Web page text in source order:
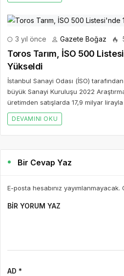
3 yıl önce Gazete Boğaz
Toros Tarım, İSO 500
Yükseldi
İstanbul Sanayi Odası (İSO)
büyük Sanayi Kuruluşu 2022
üretimden satışlarda 17,9 milyar
DEVAMINI OKU
Bir Cevap Yaz
E-posta hesabınız
BIR YORUM YAZ
AD *